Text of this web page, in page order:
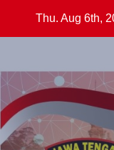
Thu. Aug 6th,